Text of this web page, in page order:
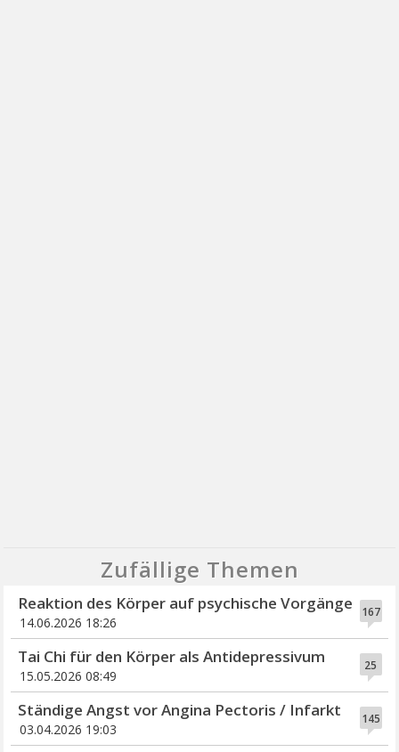
Zufällige Themen
167
Reaktion des Körper auf psychische Vorgänge
14.06.2026 18:26
25
Tai Chi für den Körper als Antidepressivum
15.05.2026 08:49
145
Ständige Angst vor Angina Pectoris / Infarkt
03.04.2026 19:03